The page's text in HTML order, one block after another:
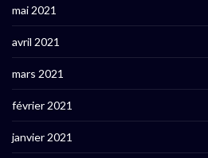
mai 2021
avril 2021
mars 2021
février 2021
janvier 2021